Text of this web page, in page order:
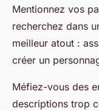
Mentionnez vos
recherchez dans
meilleur atout :
créer un
Méfiez-vous des
descriptions trop